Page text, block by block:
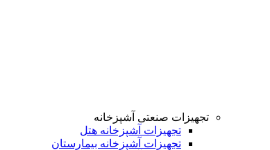
تجهیزات صنعتی آشپزخانه
تجهیزات آشپزخانه هتل
تجهیزات آشپزخانه بیمارستان